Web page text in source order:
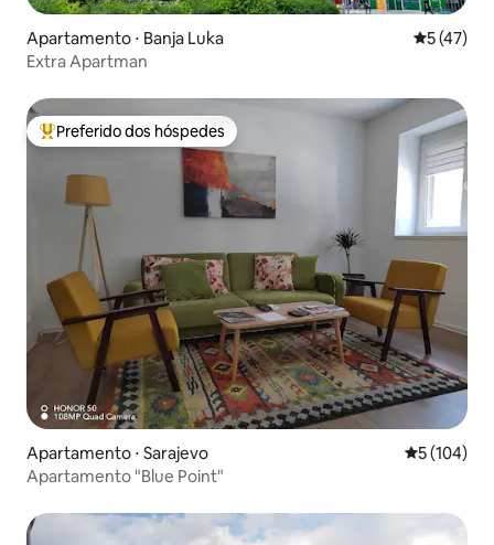
Apartamento ⋅ Banja Luka 5 de uma
5 (47)
Extra Apartman
Entre os melhores preferidos dos hóspedes
Preferido dos hóspedes
Apartamento ⋅ Sarajevo 5 de uma
5 (104)
Apartamento "Blue Point"